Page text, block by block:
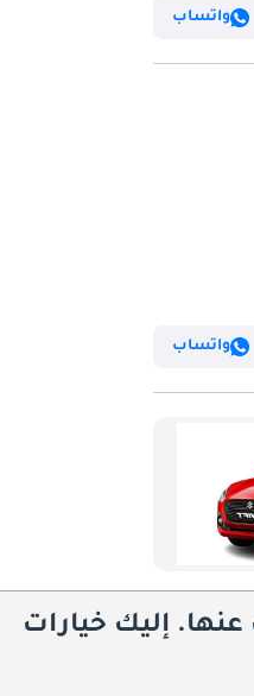
واتساب
واتساب
إليك خيارات